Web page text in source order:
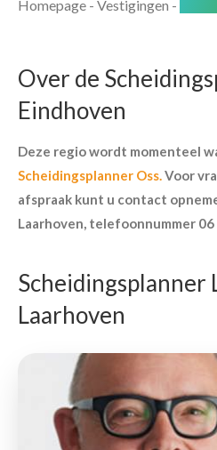
Homepage - Vestigingen -
Over de
Eindhoven
Deze regio wordt momenteel
Scheidingsplanner Oss.Voor
afspraak kunt u contact
Laarhoven, telefoonnummer 06
Scheidingsplanner
Laarhoven